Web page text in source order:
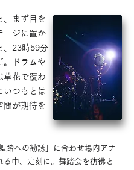
、まず目を
ージに置か
、23時59分
。ドラムや
草花で覆わ
いつもとは
間が期待を
踏への勧誘」に合わせ場内アナ
る中、定刻に。舞踏会を彷彿と